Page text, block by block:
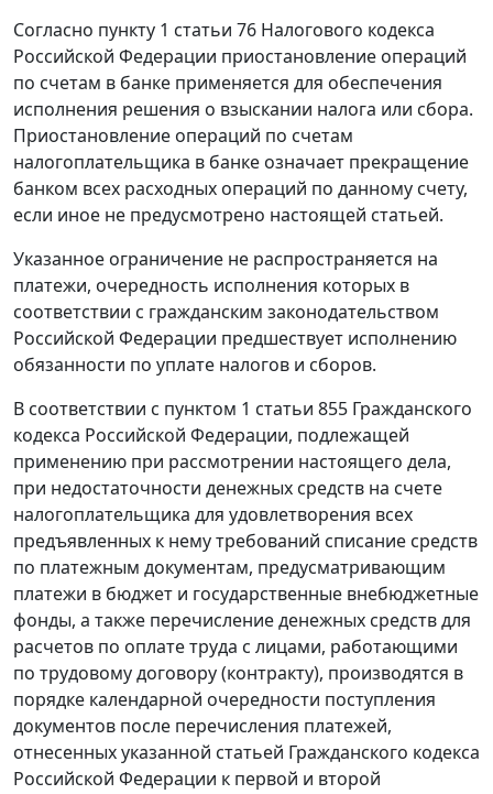
Согласно пункту 1 статьи 76 Налогового кодекса
Российской Федерации приостановление операций
по счетам в банке применяется для обеспечения
исполнения решения о взыскании налога или сбора.
Приостановление операций по счетам
налогоплательщика в банке означает прекращение
банком всех расходных операций по данному счету,
если иное не предусмотрено настоящей статьей.
Указанное ограничение не распространяется на
платежи, очередность исполнения которых в
соответствии с гражданским законодательством
Российской Федерации предшествует исполнению
обязанности по уплате налогов и сборов.
В соответствии с пунктом 1 статьи 855 Гражданского
кодекса Российской Федерации, подлежащей
применению при рассмотрении настоящего дела,
при недостаточности денежных средств на счете
налогоплательщика для удовлетворения всех
предъявленных к нему требований списание средств
по платежным документам, предусматривающим
платежи в бюджет и государственные внебюджетные
фонды, а также перечисление денежных средств для
расчетов по оплате труда с лицами, работающими
по трудовому договору (контракту), производятся в
порядке календарной очередности поступления
документов после перечисления платежей,
отнесенных указанной статьей Гражданского кодекса
Российской Федерации к первой и второй